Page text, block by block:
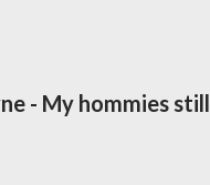
- My hommies still